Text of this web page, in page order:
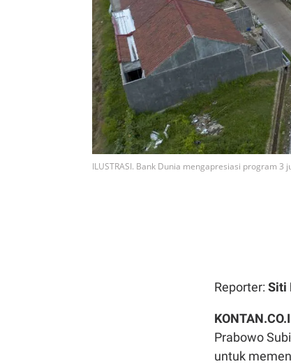
ILUSTRASI. Bank Dunia mengapresiasi program
Reporter: Siti
Prabowo
untuk